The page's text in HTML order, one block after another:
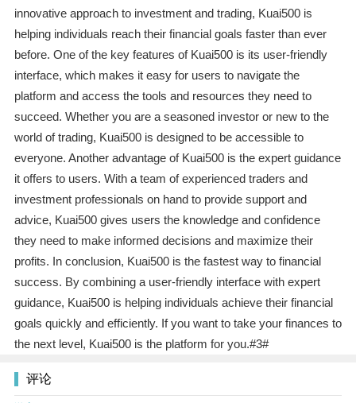
innovative approach to investment and trading, Kuai500 is
helping individuals reach their financial goals faster than ever
before. One of the key features of Kuai500 is its user-friendly
interface, which makes it easy for users to navigate the
platform and access the tools and resources they need to
succeed. Whether you are a seasoned investor or new to the
world of trading, Kuai500 is designed to be accessible to
everyone. Another advantage of Kuai500 is the expert guidance
it offers to users. With a team of experienced traders and
investment professionals on hand to provide support and
advice, Kuai500 gives users the knowledge and confidence
they need to make informed decisions and maximize their
profits. In conclusion, Kuai500 is the fastest way to financial
success. By combining a user-friendly interface with expert
guidance, Kuai500 is helping individuals achieve their financial
goals quickly and efficiently. If you want to take your finances to
the next level, Kuai500 is the platform for you.#3#
评论